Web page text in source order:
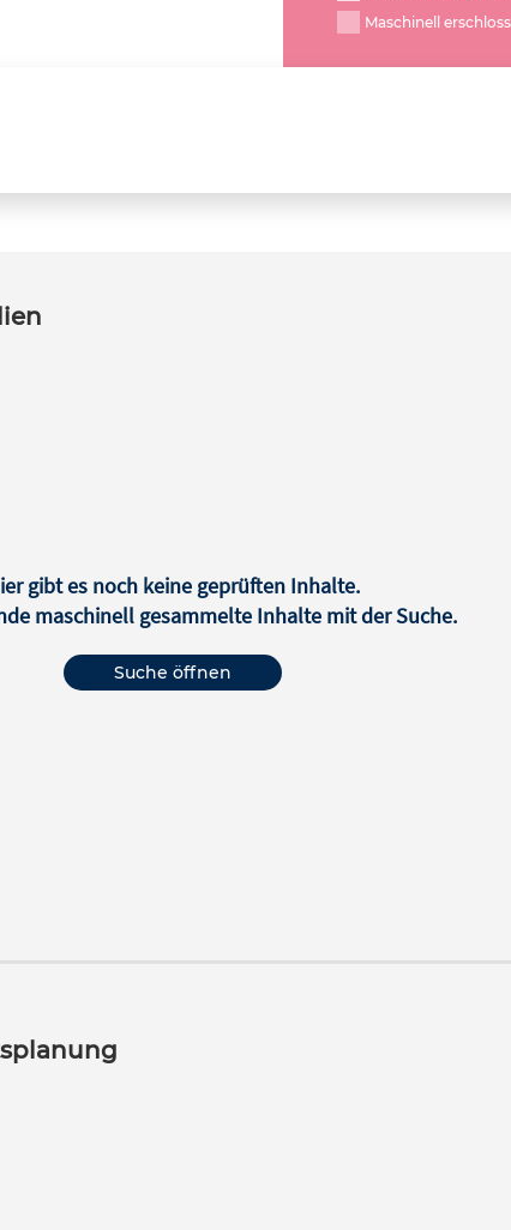
Maschinell
gibt es noch keine geprüften Inhalte.
maschinell gesammelte Inhalte mit der Suche.
Suche öffnen